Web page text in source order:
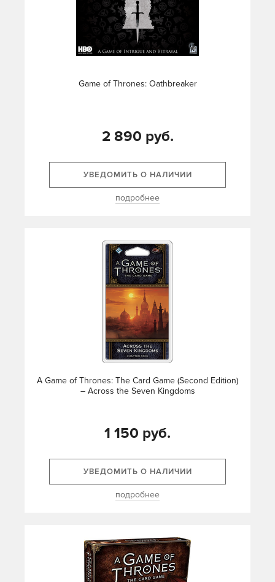
Game of Thrones: Oathbreaker
2 890 руб.
УВЕДОМИТЬ О НАЛИЧИИ
подробнее
A Game of Thrones: The Card Game (Second Edition)
– Across the Seven Kingdoms
1 150 руб.
УВЕДОМИТЬ О НАЛИЧИИ
подробнее